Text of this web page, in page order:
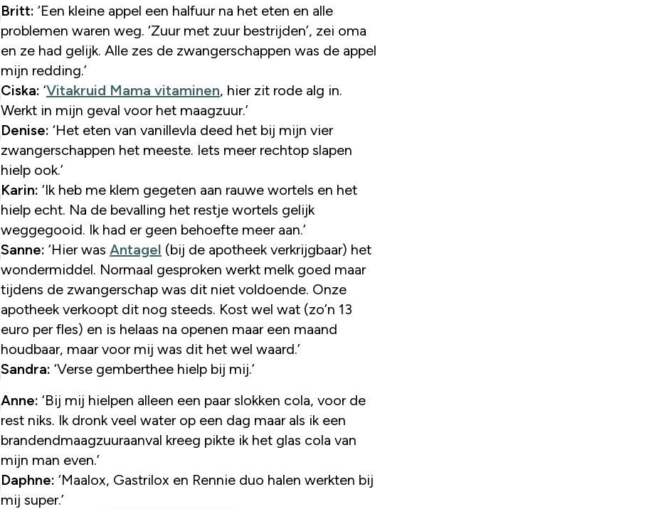
Britt: ‘Een kleine appel een halfuur na het eten en alle
problemen waren weg. ‘Zuur met zuur bestrijden’, zei oma
en ze had gelijk. Alle zes de zwangerschappen was de appel
mijn redding.’
Ciska: ‘Vitakruid Mama vitaminen, hier zit rode alg in.
Werkt in mijn geval voor het maagzuur.’
Denise: ‘Het eten van vanillevla deed het bij mijn vier
zwangerschappen het meeste. Iets meer rechtop slapen
hielp ook.’
Karin: ‘Ik heb me klem gegeten aan rauwe wortels en het
hielp echt. Na de bevalling het restje wortels gelijk
weggegooid. Ik had er geen behoefte meer aan.’
Sanne: ‘Hier was Antagel (bij de apotheek verkrijgbaar) het
wondermiddel. Normaal gesproken werkt melk goed maar
tijdens de zwangerschap was dit niet voldoende. Onze
apotheek verkoopt dit nog steeds. Kost wel wat (zo’n 13
euro per fles) en is helaas na openen maar een maand
houdbaar, maar voor mij was dit het wel waard.’
Sandra: ‘Verse gemberthee hielp bij mij.’
Anne: ‘Bij mij hielpen alleen een paar slokken cola, voor de
rest niks. Ik dronk veel water op een dag maar als ik een
brandendmaagzuuraanval kreeg pikte ik het glas cola van
mijn man even.’
Daphne: ‘Maalox, Gastrilox en Rennie duo halen werkten bij
mij super.’